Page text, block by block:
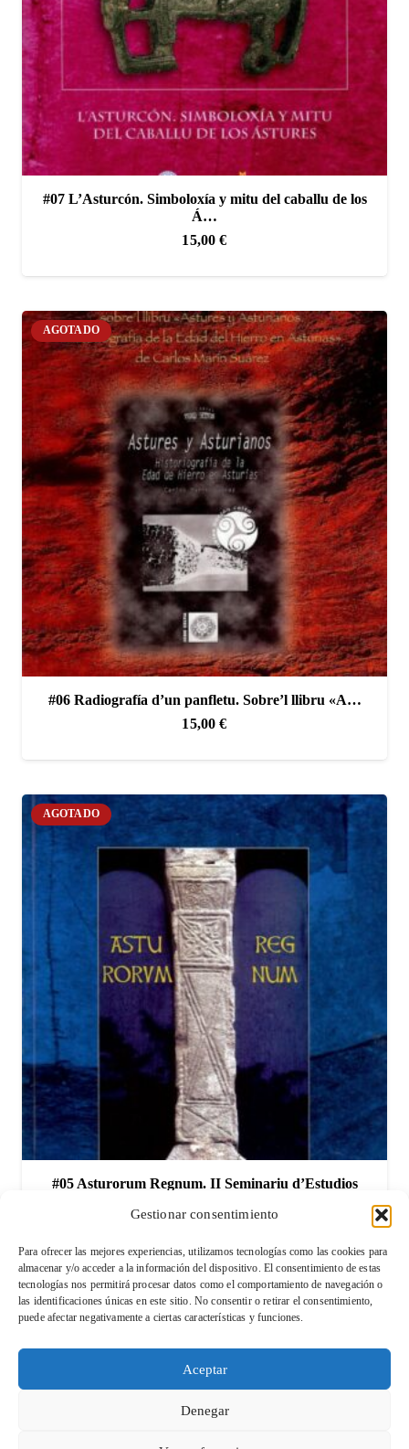
Gestionar consentimiento
Para ofrecer las mejores experiencias, utilizamos tecnologías como las cookies para
almacenar y/o acceder a la información del dispositivo. El consentimiento de estas
tecnologías nos permitirá procesar datos como el comportamiento de navegación o
las identificaciones únicas en este sitio. No consentir o retirar el consentimiento,
puede afectar negativamente a ciertas características y funciones.
Aceptar
Denegar
#07 L’Asturcón. Simboloxía y mitu del caballu de los
Á…
15,00€
AGOTADO
#06 Radiografía d’un panfletu. Sobre’l llibru «A…
15,00€
AGOTADO
#05 Asturorum Regnum. II Seminariu d’Estudios
Condiciones de venta y devolución
Política de cookies (UE)